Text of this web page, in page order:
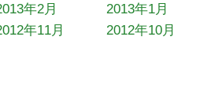
年2月
2013年1月
年11月
2012年10月